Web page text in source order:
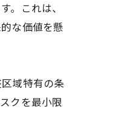
。これは、
な価値を懸
域特有の条
クを最小限